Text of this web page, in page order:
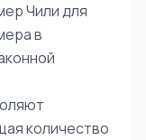
Чили для
в
количество